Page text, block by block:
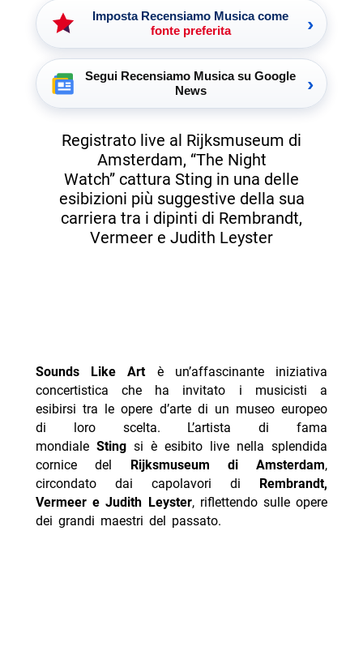
Imposta Recensiamo Musica come
fonte preferita
›
Segui Recensiamo Musica su Google
News
›
Registrato live al Rijksmuseum di
Amsterdam, “The Night
Watch” cattura Sting in una delle
esibizioni più suggestive della sua
carriera tra i dipinti di Rembrandt,
Vermeer e Judith Leyster
Sounds Like Artè un’affascinante iniziativa
concertistica che ha invitato i musicisti a
esibirsi tra le opere d’arte di un museo europeo
di loro scelta. L’artista di fama
mondiale Stingsi è esibito live nella splendida
cornice del
Rijksmuseum di Amsterdam,
circondato dai capolavori di
Rembrandt,
Vermeer e Judith Leyster, riflettendo sulle opere
dei grandi maestri del passato.